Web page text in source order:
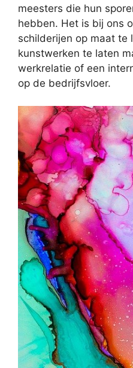
meesters die hun
hebben. Het is bij ons
schilderijen op maat te
kunstwerken te laten
werkrelatie of een
op de bedrijfsvloer.